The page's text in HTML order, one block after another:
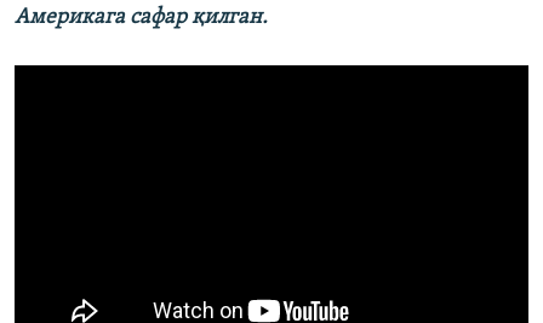
Америкага сафар қилган.